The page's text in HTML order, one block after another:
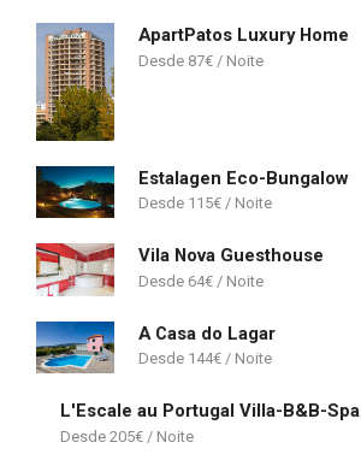
ApartPatos Luxury Home
87€
Estalagen Eco-Bungalow
115€
Vila Nova Guesthouse
64€
A Casa do Lagar
144€
L'Escale au Portugal Villa-B&B-Spa
205€